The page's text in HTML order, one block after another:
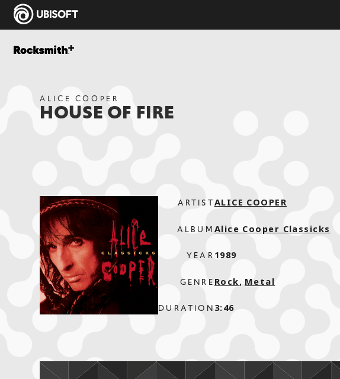
ALICE COOPER
HOUSE OF FIRE
ARTIST
ALBUM
YEAR
GENRE
DURATION
ALICE COOPER
Alice Cooper Classicks
1989
Rock, Metal
3:46